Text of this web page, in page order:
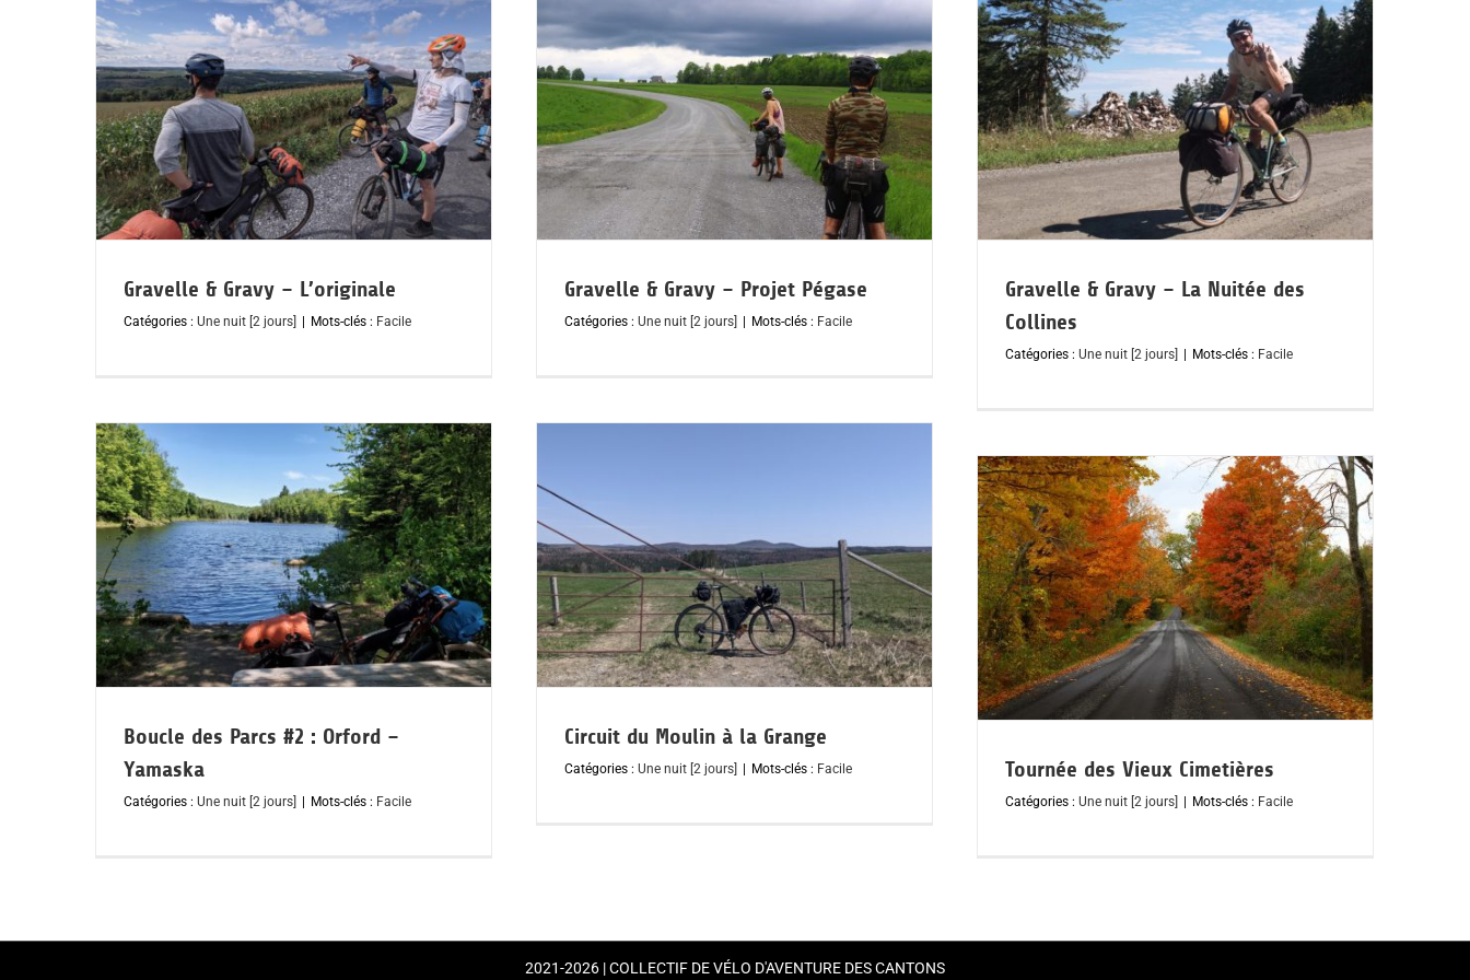
Gravelle & Gravy – L’originale
Catégories : Une nuit [2 jours] Mots-clés : Facile
Gravelle & Gravy – Projet Pégase
Catégories : Une nuit [2 jours] Mots-clés : Facile
Gravelle & Gravy – La Nuitée des
Collines
Catégories : Une nuit [2 jours] Mots-clés : Facile
Boucle des Parcs #2 : Orford –
Yamaska
Catégories : Une nuit [2 jours] Mots-clés : Facile
Circuit du Moulin à la Grange
Catégories : Une nuit [2 jours] Mots-clés : Facile Tournée des Vieux Cimetières
Catégories : Une nuit [2 jours] Mots-clés : Facile
2021-2026 | COLLECTIF DE VÉLO D'AVENTURE DES CANTONS